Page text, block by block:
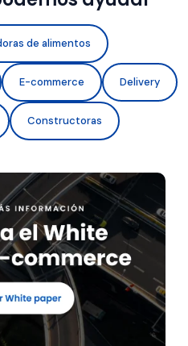
de alimentos
E-commerce Delivery
Constructoras